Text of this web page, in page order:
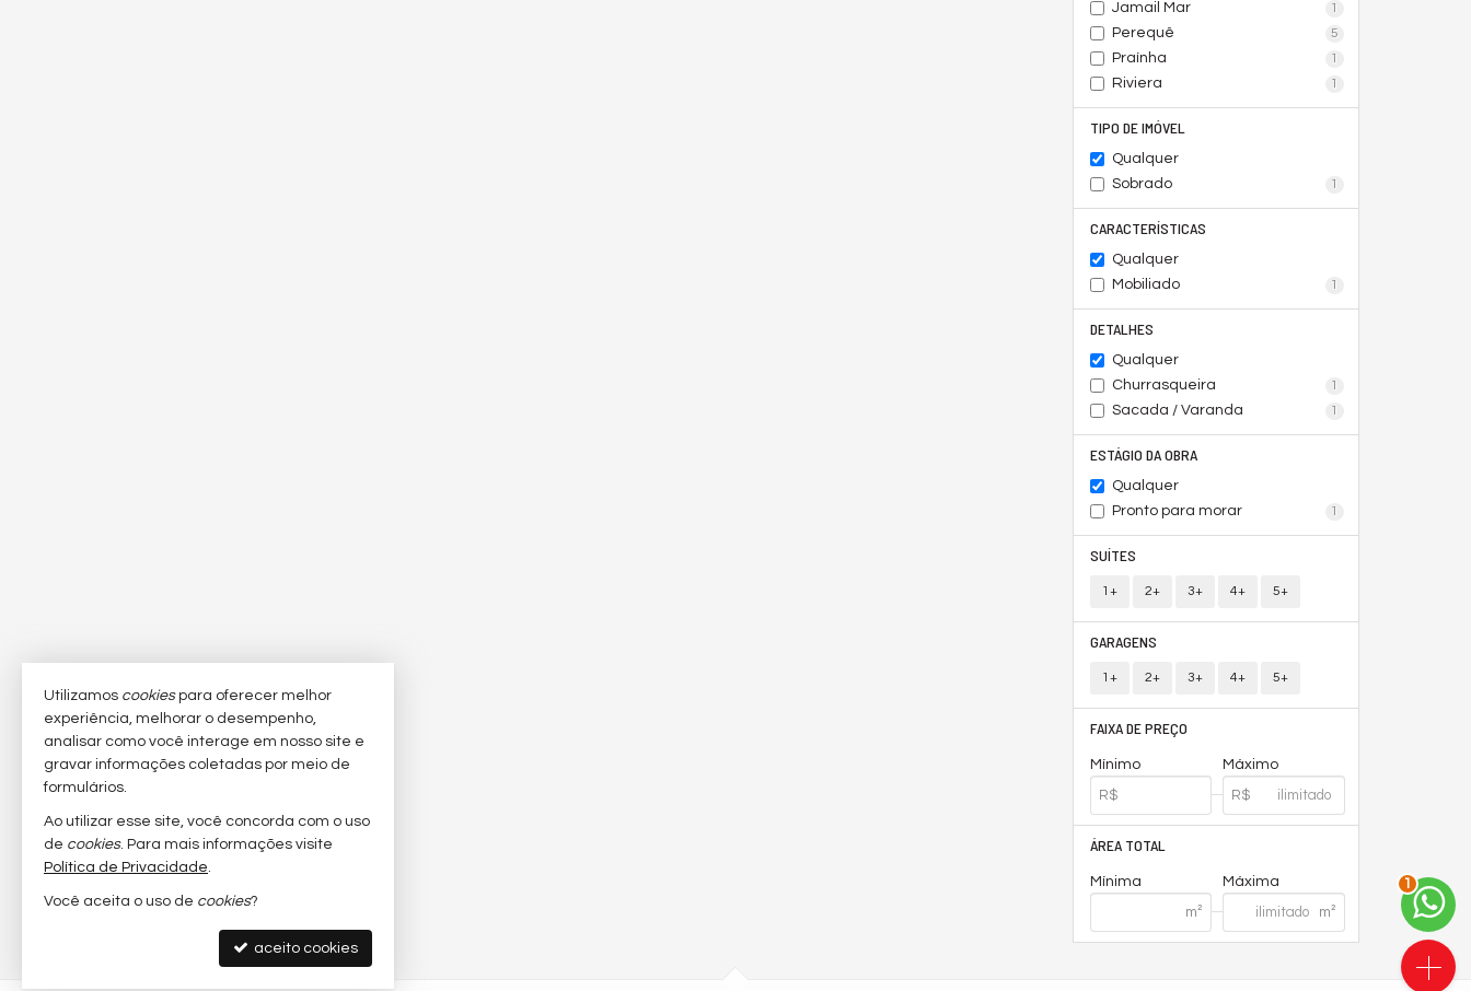
Jamail Mar 1
Perequê 5
Praínha 1
Riviera 1
TIPO DE IMÓVEL
Qualquer
Sobrado
1
CARACTERÍSTICAS
Qualquer
Mobiliado
1
DETALHES
Qualquer
Churrasqueira
1
Sacada / Varanda 1
ESTÁGIO DA OBRA
Qualquer
Pronto para morar
1
SUÍTES
1+ 2+ 3+ 4+ 5+
GARAGENS
1+ 2+ 3+ 4+ 5+
FAIXA DE PREÇO
Mínimo Máximo
ÁREA TOTAL
Mínima Máxima 1
Utilizamos cookiespara oferecer melhor
experiência, melhorar o desempenho,
analisar como você interage em nosso site e
gravar informações coletadas por meio de
formulários.
Ao utilizar esse site, você concorda com o uso
de cookies. Para mais informações visite
Política de Privacidade.
Você aceita o uso de cookies?
aceito cookies